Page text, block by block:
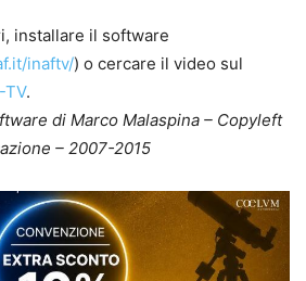
installare il software
inaftv/) o cercare il video sul
TV.
di Marco Malaspina – Copyleft
– 2007-2015